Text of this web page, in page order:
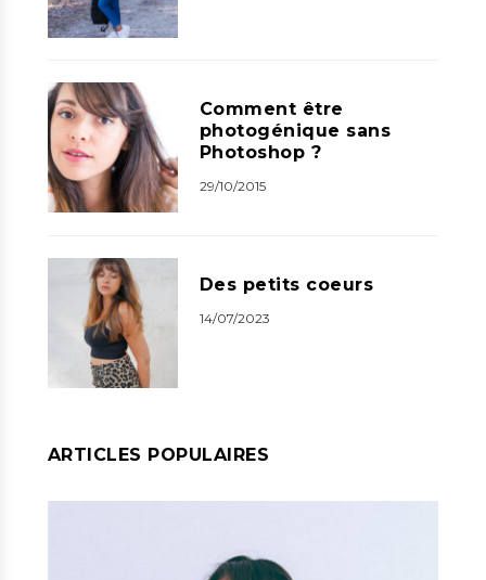
Comment être
photogénique sans
Photoshop ?
29/10/2015
Des petits coeurs
14/07/2023
ARTICLES POPULAIRES